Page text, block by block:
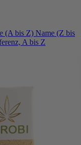
(A bis Z) Name (Z bis
A bis Z